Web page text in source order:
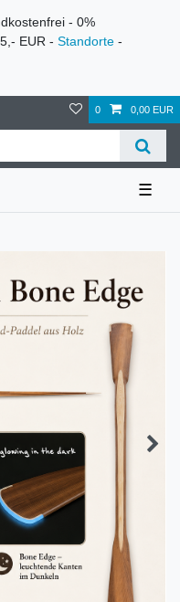
- 0%
EUR - Standorte -
0 0,00 EUR
☰